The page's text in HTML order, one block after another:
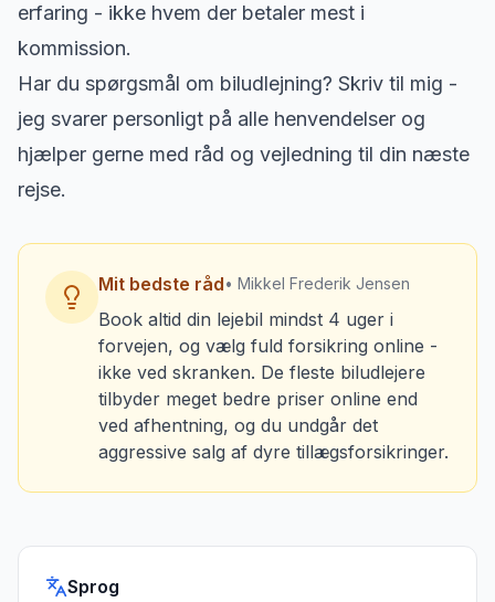
erfaring - ikke hvem der betaler mest i
kommission.
Har du spørgsmål om biludlejning? Skriv til mig -
jeg svarer personligt på alle henvendelser og
hjælper gerne med råd og vejledning til din næste
rejse.
Mit bedste råd• Mikkel Frederik Jensen
Book altid din lejebil mindst 4 uger i
forvejen, og vælg fuld forsikring online -
ikke ved skranken. De fleste biludlejere
tilbyder meget bedre priser online end
ved afhentning, og du undgår det
aggressive salg af dyre tillægsforsikringer.
Sprog